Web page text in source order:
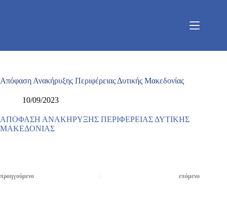
Απόφαση Ανακήρυξης Περιφέρειας Δυτικής Μακεδονίας
10/09/2023
ΑΠΟΦΑΣΗ ΑΝΑΚΗΡΥΞΗΣ ΠΕΡΙΦΕΡΕΙΑΣ ΔΥΤΙΚΗΣ
ΜΑΚΕΔΟΝΙΑΣ
προηγούμενο επόμενο